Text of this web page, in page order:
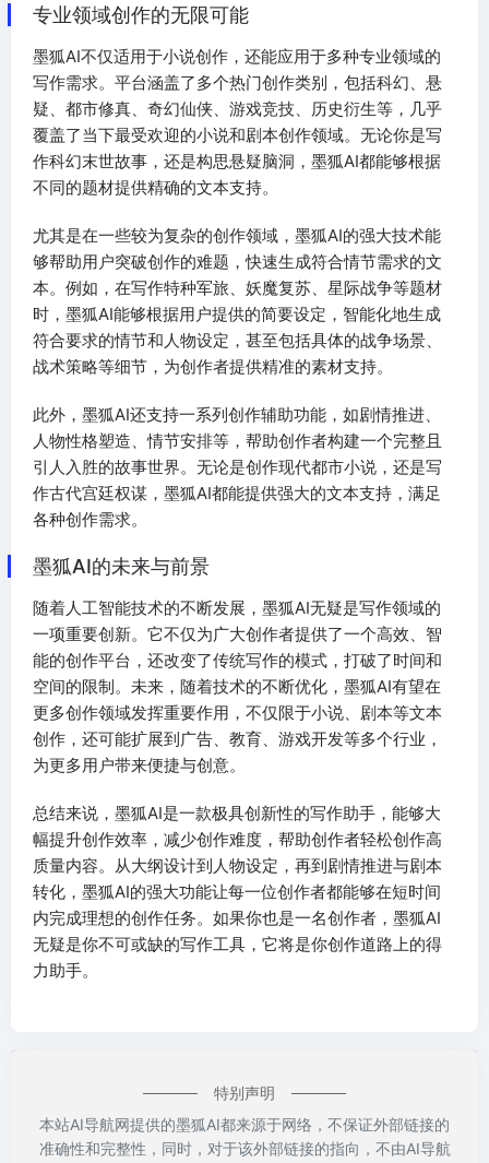
专业领域创作的无限可能
墨狐AI不仅适用于小说创作，还能应用于多种专业领域的
写作需求。平台涵盖了多个热门创作类别，包括科幻、悬
疑、都市修真、奇幻仙侠、游戏竞技、历史衍生等，几乎
覆盖了当下最受欢迎的小说和剧本创作领域。无论你是写
作科幻末世故事，还是构思悬疑脑洞，墨狐AI都能够根据
不同的题材提供精确的文本支持。
尤其是在一些较为复杂的创作领域，墨狐AI的强大技术能
够帮助用户突破创作的难题，快速生成符合情节需求的文
本。例如，在写作特种军旅、妖魔复苏、星际战争等题材
时，墨狐AI能够根据用户提供的简要设定，智能化地生成
符合要求的情节和人物设定，甚至包括具体的战争场景、
战术策略等细节，为创作者提供精准的素材支持。
此外，墨狐AI还支持一系列创作辅助功能，如剧情推进、
人物性格塑造、情节安排等，帮助创作者构建一个完整且
引人入胜的故事世界。无论是创作现代都市小说，还是写
作古代宫廷权谋，墨狐AI都能提供强大的文本支持，满足
各种创作需求。
墨狐AI的未来与前景
随着人工智能技术的不断发展，墨狐AI无疑是写作领域的
一项重要创新。它不仅为广大创作者提供了一个高效、智
能的创作平台，还改变了传统写作的模式，打破了时间和
空间的限制。未来，随着技术的不断优化，墨狐AI有望在
更多创作领域发挥重要作用，不仅限于小说、剧本等文本
创作，还可能扩展到广告、教育、游戏开发等多个行业，
为更多用户带来便捷与创意。
总结来说，墨狐AI是一款极具创新性的写作助手，能够大
幅提升创作效率，减少创作难度，帮助创作者轻松创作高
质量内容。从大纲设计到人物设定，再到剧情推进与剧本
转化，墨狐AI的强大功能让每一位创作者都能够在短时间
内完成理想的创作任务。如果你也是一名创作者，墨狐AI
无疑是你不可或缺的写作工具，它将是你创作道路上的得
力助手。
特别声明
本站AI导航网提供的墨狐AI都来源于网络，不保证外部链接的
准确性和完整性，同时，对于该外部链接的指向，不由AI导航